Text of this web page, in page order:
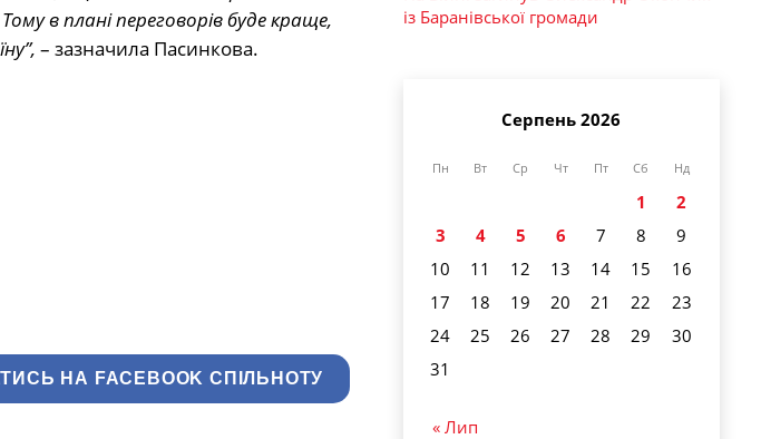
в плані переговорів буде краще,
– зазначила Пасинкова.
НА FACEBOOK СПІЛЬНОТУ
із Баранівської громади
Серпень 2026
Пн Вт Ср Чт Пт Сб Нд
1
2
3
4 5 6 7 8
9
10
11 12 13 14 15
16
17
18 19 20 21 22
23
24
25 26 27 28 29
30
31
« Лип